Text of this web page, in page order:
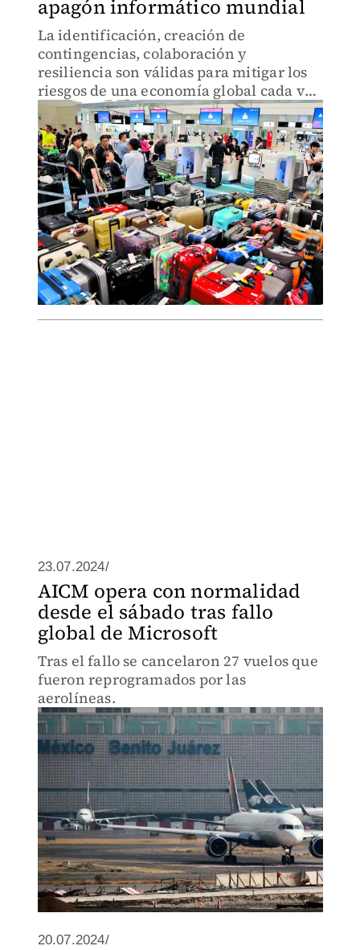
apagón informático mundial
La identificación, creación de
contingencias, colaboración y
resiliencia son válidas para mitigar los
riesgos de una economía global cada vez
más digitalizada e interconectada
23.07.2024/
AICM opera con normalidad
desde el sábado tras fallo
global de Microsoft
Tras el fallo se cancelaron 27 vuelos que
fueron reprogramados por las
aerolíneas.
20.07.2024/